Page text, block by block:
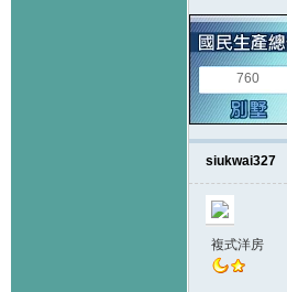
760
siukwai327
複式洋房